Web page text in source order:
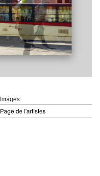
Images
Page de l'artistes